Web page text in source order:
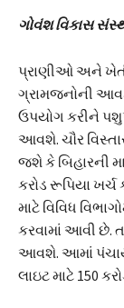
ગોવંશ વિકાસ
પ્રાણીઓ અને
ગ્રામજનોની
ઉપયોગ કરીને
આવશે. ચૌર
જશે કે બિહારની
કરોડ રૂપિયા
માટે વિવિધ
કરવામાં આવી છે.
આવશે. આમાં
લાઇટ માટે 150